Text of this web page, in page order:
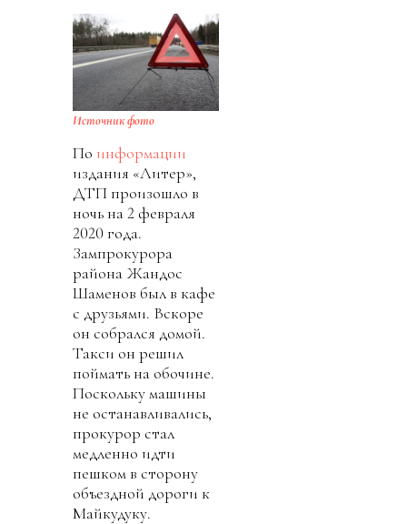
Источник фото
По информации
издания «Литер»,
ДТП произошло в
ночь на 2 февраля
2020 года.
Зампрокурора
района Жандос
Шаменов был в кафе
с друзьями. Вскоре
он собрался домой.
Такси он решил
поймать на обочине.
Поскольку машины
не останавливались,
прокурор стал
медленно идти
пешком в сторону
объездной дороги к
Майкудуку.